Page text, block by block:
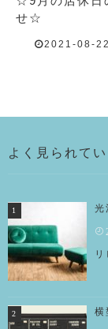
せ☆
2021-08-
よく見られて
光
横